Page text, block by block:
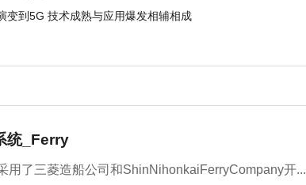
变到5G 技术成熟与应用爆发相辅相成
统_Ferry
了三菱造船公司和ShinNihonkaiFerryCompany开...